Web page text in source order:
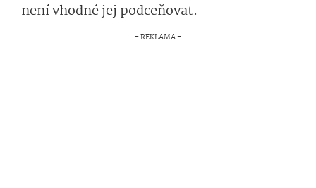
není vhodné jej podceňovat.